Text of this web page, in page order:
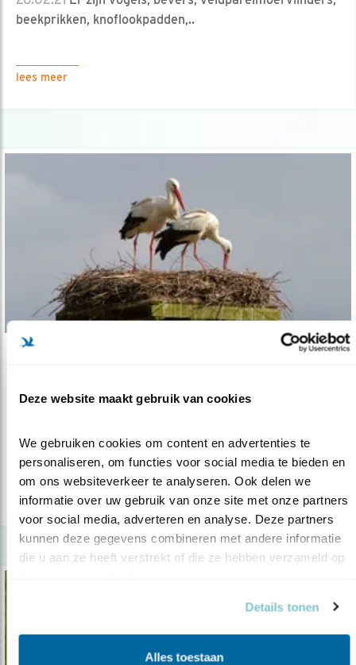
Deze website maakt gebruik van cookies
We gebruiken cookies om content en advertenties te
personaliseren, om functies voor social media te bieden en
om ons websiteverkeer te analyseren. Ook delen we
informatie over uw gebruik van onze site met onze partners
voor social media, adverteren en analyse. Deze partners
kunnen deze gegevens combineren met andere informatie
die u aan ze heeft verstrekt of die ze hebben verzameld op
Details tonen
Alles toestaan
beekprikken, knoflookpadden,..
lees meer
ooievaars.
lees meer